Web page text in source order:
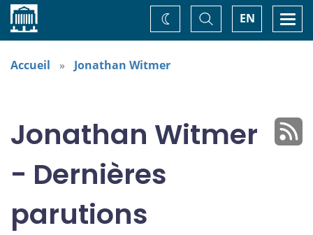
Accueil EN
Basculer
la
recherche
Changez
de
Accueil Jonathan Witmer
Jonathan Witmer
- Dernières
parutions